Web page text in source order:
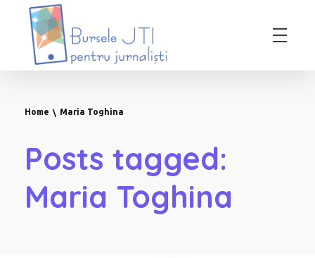
Bursele JTI pentru Jurnalisti
Home Maria Toghina
Posts tagged:
Maria Toghina